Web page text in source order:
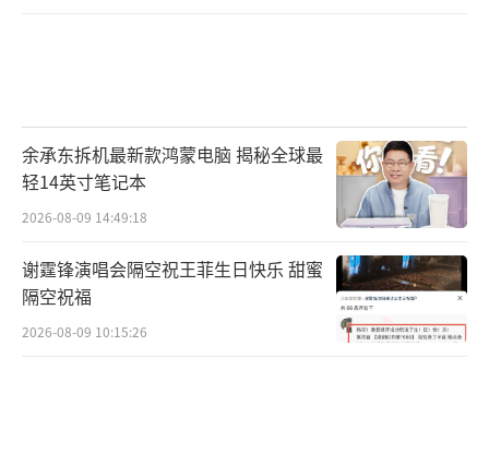
额外防空力量调至莫斯科周边。俄全国至少十
多个地区取消了有关线下庆祝活动。《环球时
报》驻俄罗斯记者注意到，连日来，莫斯科市
及人流密集区，岗哨明显增多，俄国民近卫军
士兵、警员、特种部队士兵频繁巡逻，不时查
验行人证件。在市中心接近红场区域外围部分
余承东拆机最新款鸿蒙电脑 揭秘全球最
轻14英寸笔记本
2026-08-09 14:49:18
谢霆锋演唱会隔空祝王菲生日快乐 甜蜜
隔空祝福
2026-08-09 10:15:26